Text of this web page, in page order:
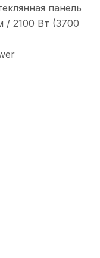
панель
/ 2100 Вт (3700